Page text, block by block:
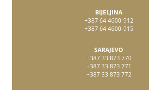
BIJELJINA
+387 64 4600-912
+387 64 4600-915
SARAJEVO
+387 33 873 770
+387 33 873 771
+387 33 873 772